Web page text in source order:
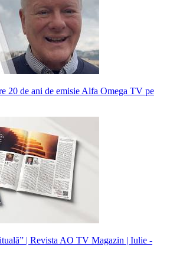
20 de ani de emisie Alfa Omega TV pe
| Revista AO TV Magazin | Iulie -